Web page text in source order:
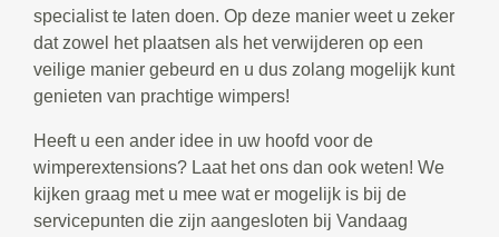
specialist te laten doen. Op deze manier weet u zeker
dat zowel het plaatsen als het verwijderen op een
veilige manier gebeurd en u dus zolang mogelijk kunt
genieten van prachtige wimpers!
Heeft u een ander idee in uw hoofd voor de
wimperextensions? Laat het ons dan ook weten! We
kijken graag met u mee wat er mogelijk is bij de
servicepunten die zijn aangesloten bij Vandaag